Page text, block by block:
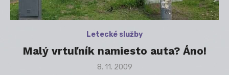
Letecké služby
Malý vrtuľník namiesto auta? Áno!
Posted
8. 11. 2009